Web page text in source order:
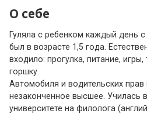
О себе
Гуляла с ребенком каждый день
был в возрасте 1,5 года.
входило: прогулка, питание,
горшку.
Автомобиля и водительских прав
незаконченное высшее. Училась
университете на филолога